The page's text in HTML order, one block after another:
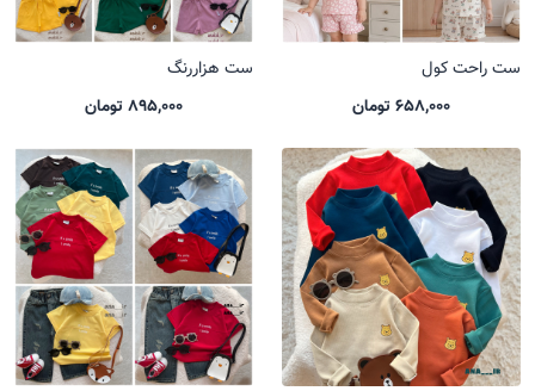
ست راحت کول
658,000 تومان
ست هزاررنگ
895,000 تومان